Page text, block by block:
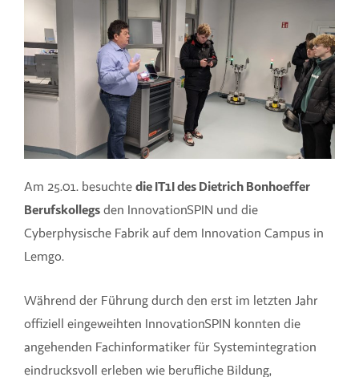
Am 25.01. besuchte die IT1I des Dietrich Bonhoeffer
Berufskollegs den InnovationSPIN und die
Cyberphysische Fabrik auf dem Innovation Campus in
Lemgo.
Während der Führung durch den erst im letzten Jahr
offiziell eingeweihten InnovationSPIN konnten die
angehenden Fachinformatiker für Systemintegration
eindrucksvoll erleben wie berufliche Bildung,